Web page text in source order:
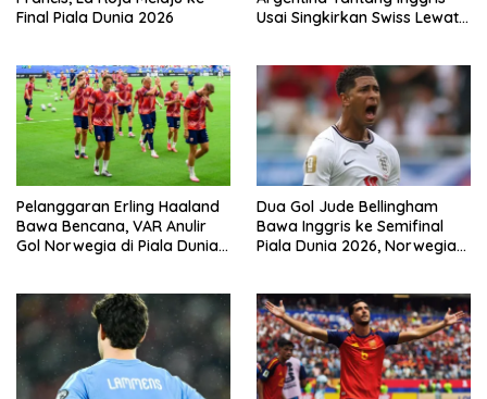
Final Piala Dunia 2026
Usai Singkirkan Swiss Lewat
Pelanggaran Erling Haaland
Bawa Bencana, VAR Anulir
Gol Norwegia di Piala Dunia
Dua Gol Jude Bellingham
Bawa Inggris ke Semifinal
Piala Dunia 2026, Norwegia